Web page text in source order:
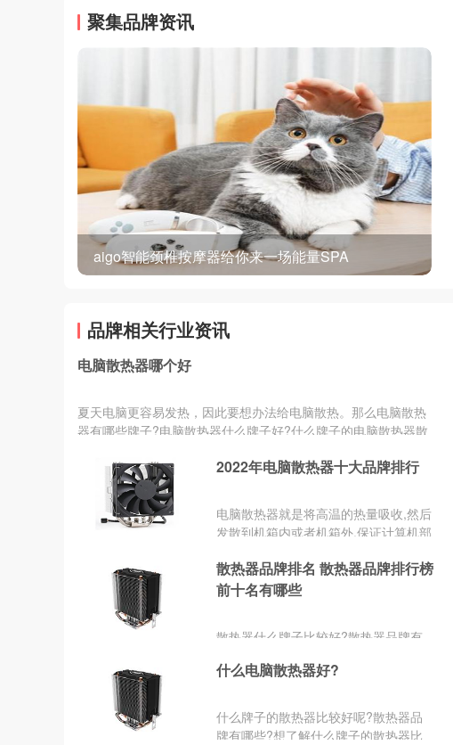
聚集品牌资讯
aigo智能颈椎按摩器给你来一场能量SPA
品牌相关行业资讯
电脑散热器哪个好
夏天电脑更容易发热，因此要想办法给电脑散热。那么电脑散热
器有哪些牌子?电脑散热器什么牌子好?什么牌子的电脑散热器散
2022年电脑散热器十大品牌排行
电脑散热器就是将高温的热量吸收,然后
发散到机箱内或者机箱外,保证计算机部
发热部件表面接触,吸收热量,再通过各
种方法将热量传递到远处。那么电脑散
频三、曜越、AVC、华硕、捷冷、安耐
美、思民等。
散热器品牌排名 散热器品牌排行榜
前十名有哪些
散热器什么牌子比较好?散热器品牌有
什么电脑散热器好?
什么牌子的散热器比较好呢?散热器品
牌有哪些?想了解什么牌子的散热器比